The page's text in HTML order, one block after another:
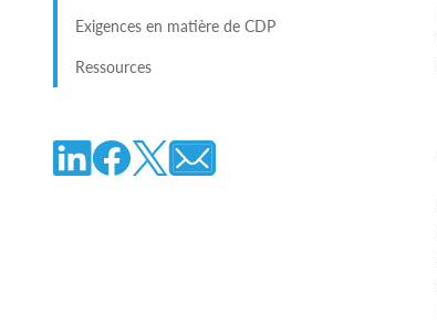
Exigences en matière de CDP
Ressources